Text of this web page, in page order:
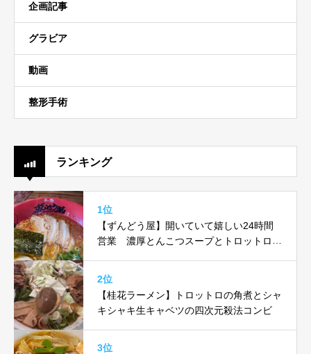
企画記事
グラビア
動画
整形手術
ランキング
1位
【ずんどう屋】開いていて嬉しい24時間
営業 濃厚とんこつスープとトロットロ味
2位
【桂花ラーメン】トロットロの角煮とシャ
キシャキ生キャベツの四次元殺法コンビ
3位